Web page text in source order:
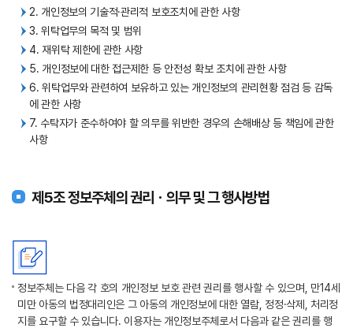
2. 개인정보의 기술적·관리적 보호조치에 관한 사항
3. 위탁업무의 목적 및 범위
4. 재위탁 제한에 관한 사항
5. 개인정보에 대한 접근제한 등 안전성 확보 조치에 관한 사항
6. 위탁업무와 관련하여 보유하고 있는 개인정보의 관리현황 점검 등 감독
에 관한 사항
7. 수탁자가 준수하여야 할 의무를 위반한 경우의 손해배상 등 책임에 관한
사항
제5조 정보주체의 권리ㆍ의무 및 그 행사방법
정보주체는 다음 각 호의 개인정보 보호 관련 권리를 행사할 수 있으며, 만14세
미만 아동의 법정대리인은 그 아동의 개인정보에 대한 열람, 정정·삭제, 처리정
지를 요구할 수 있습니다. 이용자는 개인정보주체로서 다음과 같은 권리를 행